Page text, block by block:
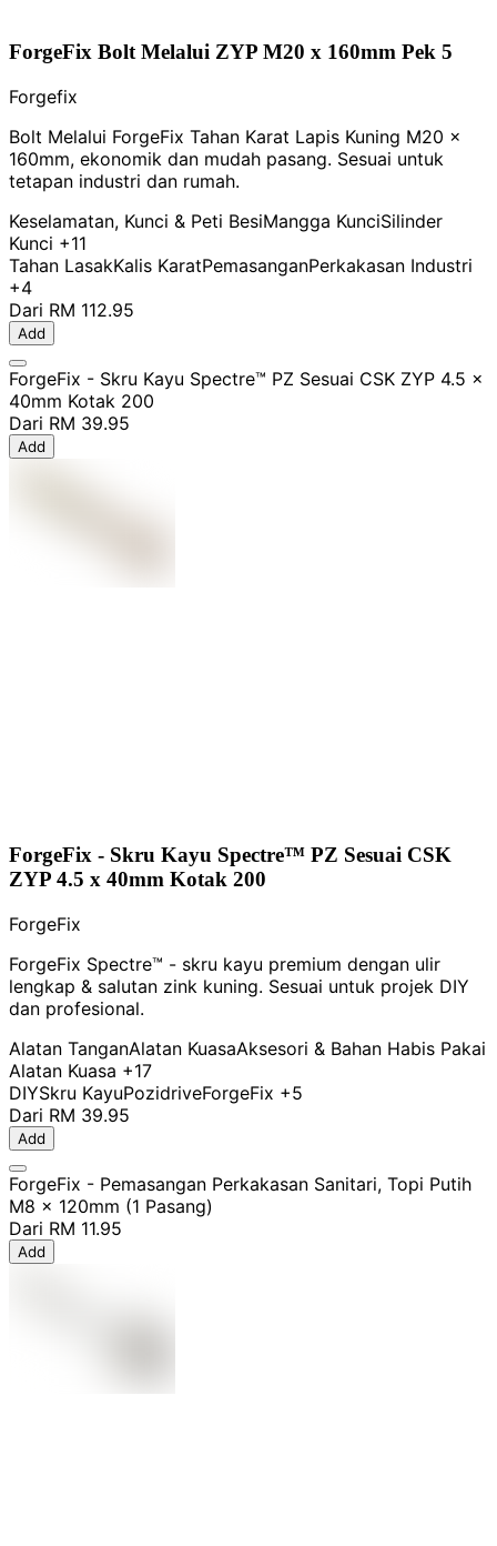
ForgeFix Bolt Melalui ZYP M20 x 160mm Pek 5
Forgefix
Bolt Melalui ForgeFix Tahan Karat Lapis Kuning M20 x
160mm, ekonomik dan mudah pasang. Sesuai untuk
tetapan industri dan rumah.
Keselamatan, Kunci & Peti BesiMangga KunciSilinder
Kunci +11
Tahan LasakKalis KaratPemasanganPerkakasan Industri
+4
Dari RM 112.95
Add
ForgeFix - Skru Kayu Spectre™ PZ Sesuai CSK ZYP 4.5 x
40mm Kotak 200
Dari RM 39.95
Add
ForgeFix - Skru Kayu Spectre™ PZ Sesuai CSK
ZYP 4.5 x 40mm Kotak 200
ForgeFix
ForgeFix Spectre™ - skru kayu premium dengan ulir
lengkap & salutan zink kuning. Sesuai untuk projek DIY
dan profesional.
Alatan TanganAlatan KuasaAksesori & Bahan Habis Pakai
Alatan Kuasa +17
DIYSkru KayuPozidriveForgeFix +5
Dari RM 39.95
Add
ForgeFix - Pemasangan Perkakasan Sanitari, Topi Putih
M8 x 120mm (1 Pasang)
Dari RM 11.95
Add